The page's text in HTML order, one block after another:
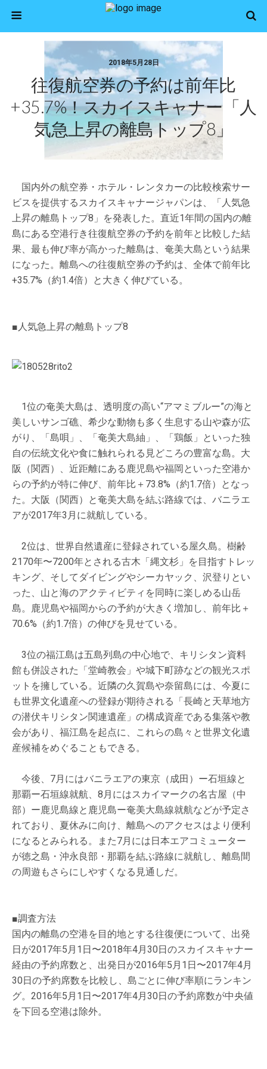
2018年5月28日
往復航空券の予約は前年比
+35.7%！スカイスキャナー「人
気急上昇の離島トップ8」
国内外の航空券・ホテル・レンタカーの比較検索サー
ビスを提供するスカイスキャナージャパンは、「人気急
上昇の離島トップ8」を発表した。直近1年間の国内の離
島にある空港行き往復航空券の予約を前年と比較した結
果、最も伸び率が高かった離島は、奄美大島という結果
になった。離島への往復航空券の予約は、全体で前年比
+35.7%（約1.4倍）と大きく伸びている。
■人気急上昇の離島トップ8
1位の奄美大島は、透明度の高い“アマミブルー”の海と
美しいサンゴ礁、希少な動物も多く生息する山や森が広
がり、「島唄」、「奄美大島紬」、「鶏飯」といった独
自の伝統文化や食に触れられる見どころの豊富な島。大
阪（関西）、近距離にある鹿児島や福岡といった空港か
らの予約が特に伸び、前年比＋73.8%（約1.7倍）となっ
た。大阪（関西）と奄美大島を結ぶ路線では、バニラエ
アが2017年3月に就航している。
2位は、世界自然遺産に登録されている屋久島。樹齢
2170年〜7200年とされる古木「縄文杉」を目指すトレッ
キング、そしてダイビングやシーカヤック、沢登りとい
った、山と海のアクティビティを同時に楽しめる山岳
島。鹿児島や福岡からの予約が大きく増加し、前年比＋
70.6%（約1.7倍）の伸びを見せている。
3位の福江島は五島列島の中心地で、キリシタン資料
館も併設された「堂崎教会」や城下町跡などの観光スポ
ットを擁している。近隣の久賀島や奈留島には、今夏に
も世界文化遺産への登録が期待される「長崎と天草地方
の潜伏キリシタン関連遺産」の構成資産である集落や教
会があり、福江島を起点に、これらの島々と世界文化遺
産候補をめぐることもできる。
今後、7月にはバニラエアの東京（成田）ー石垣線と
那覇ー石垣線就航、8月にはスカイマークの名古屋（中
部）ー鹿児島線と鹿児島ー奄美大島線就航などが予定さ
れており、夏休みに向け、離島へのアクセスはより便利
になるとみられる。また7月には日本エアコミューター
が徳之島・沖永良部・那覇を結ぶ路線に就航し、離島間
の周遊もさらにしやすくなる見通しだ。
■調査方法
国内の離島の空港を目的地とする往復便について、出発
日が2017年5月1日〜2018年4月30日のスカイスキャナー
経由の予約席数と、出発日が2016年5月1日〜2017年4月
30日の予約席数を比較し、島ごとに伸び率順にランキン
グ。2016年5月1日〜2017年4月30日の予約席数が中央値
を下回る空港は除外。